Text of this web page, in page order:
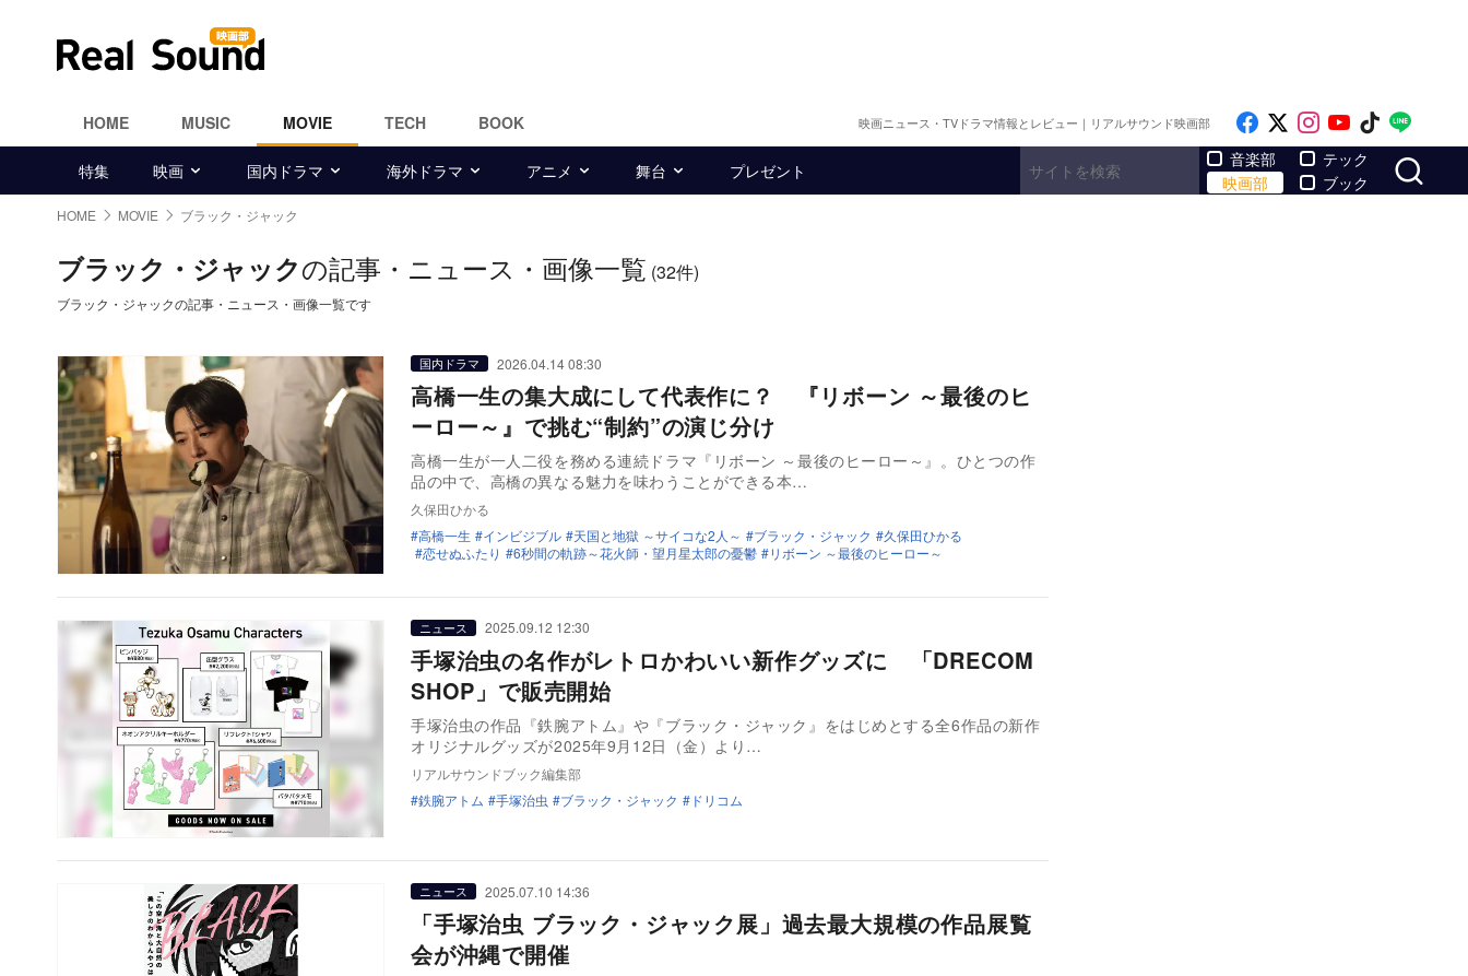
HOME MUSIC MOVIE TECH BOOK 映画ニュース・TVドラマ情報とレビュー｜リアルサウンド映画部 Like on Facebook
Follow on x
Follow on
Follow on
Follow
特集 映画 国内ドラマ 海外ドラマ アニメ 舞台 プレゼント
音楽部
映画部
テック
ブック
HOME MOVIE ブラック・ジャック
ブラック・ジャックの記事・ニュース・画像一覧 (32件)
ブラック・ジャックの記事・ニュース・画像一覧です
国内ドラマ 2026.04.14 08:30
高橋一生の集大成にして代表作に？ 『リボーン ～最後のヒ
ーロー～』で挑む“制約”の演じ分け
高橋一生が一人二役を務める連続ドラマ『リボーン ～最後のヒーロー～』。ひとつの作
品の中で、高橋の異なる魅力を味わうことができる本…
久保田ひかる
高橋一生
インビジブル 天国と地獄 ～サイコな2人～ ブラック・ジャック
久保田ひかる
恋せぬふたり
6秒間の軌跡～花火師・望月星太郎の憂鬱 リボーン ～最後のヒーロー～
ニュース 2025.09.12 12:30
手塚治虫の名作がレトロかわいい新作グッズに 「DRECOM
SHOP」で販売開始
手塚治虫の作品『鉄腕アトム』や『ブラック・ジャック』をはじめとする全6作品の新作
オリジナルグッズが2025年9月12日（金）より…
リアルサウンドブック編集部
鉄腕アトム
手塚治虫 ブラック・ジャック ドリコム
ニュース 2025.07.10 14:36
「手塚治虫 ブラック・ジャック展」過去最大規模の作品展覧
会が沖縄で開催